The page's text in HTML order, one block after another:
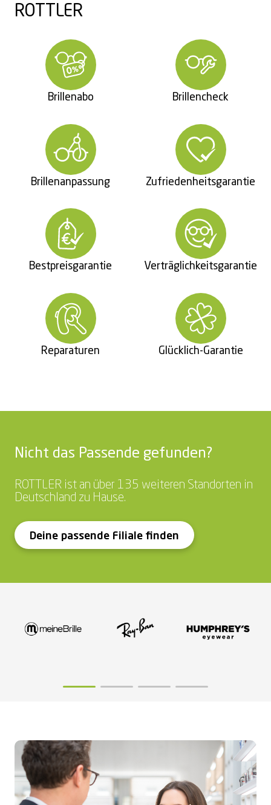
ROTTLER
Brillenabo Brillencheck
Brillenanpassung Zufriedenheitsgarantie
Bestpreisgarantie Verträglichkeitsgarantie
Reparaturen Glücklich-Garantie
Nicht das Passende gefunden?
ROTTLER ist an über 135 weiteren Standorten in
Deutschland zu Hause.
Deine passende Filiale finden